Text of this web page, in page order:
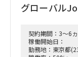
[作業内容]
DX推進企画部に
東京もしくは名
す。
※出張費は別途支
グローバル
契約期間：3～6
稼働開始日：
勤務地：東京都